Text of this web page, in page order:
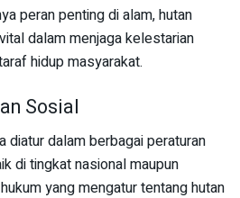
peran penting di alam, hutan
dalam menjaga kelestarian
hidup masyarakat.
Sosial
diatur dalam berbagai peraturan
di tingkat nasional maupun
yang mengatur tentang hutan